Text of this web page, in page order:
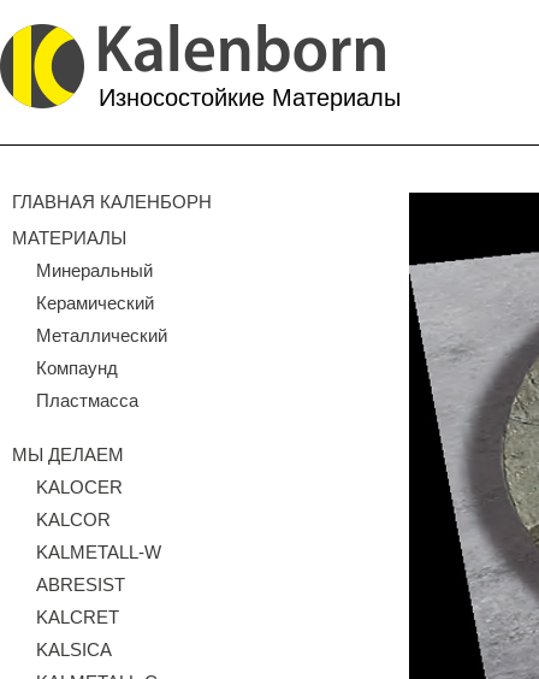
Износостойкие Материалы
ГЛАВНАЯ КАЛЕНБОРН
МАТЕРИАЛЫ
Минеральный
Керамический
Металлический
Компаунд
Пластмасса
МЫ ДЕЛАЕМ
KALOCER
KALCOR
KALMETALL-W
ABRESIST
KALCRET
KALSICA